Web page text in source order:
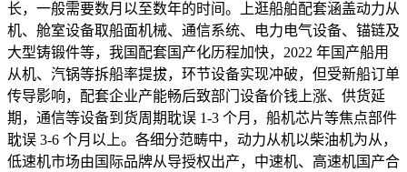
长，一般需要数月以至数年的时间。上逛船舶配套涵盖动力从
机、舱室设备取船面机械、通信系统、电力电气设备、锚链及
大型铸锻件等，我国配套国产化历程加快，2022 年国产船用
从机、汽锅等拆船率提拔，环节设备实现冲破，但受新船订单
传导影响，配套企业产能畅后致部门设备价钱上涨、供货延
期，通信等设备到货周期耽误 1-3 个月，船机芯片等焦点部件
耽误 3-6 个月以上。各细分范畴中，动力从机以柴油机为从，
低速机市场由国际品牌从导授权出产，中速机、高速机国产合